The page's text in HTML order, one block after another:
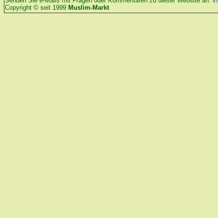
Copyright © seit 1999 Muslim-Markt